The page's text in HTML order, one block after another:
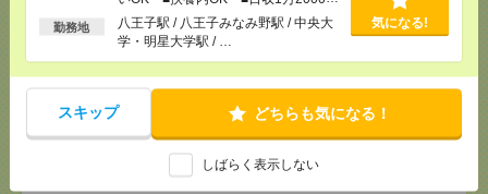
以上
勤務地
八王子駅 / 八王子みなみ野駅 / 中央大
学・明星大学駅 / …
気になる!
スキップ どちらも気になる！
しばらく表示しない
9月！区役所！下北沢！データ入力多め！カンタン事
務のお仕事[派遣]
[給 与]時給1650円 月収例 255,750円
[交通費]全額支給